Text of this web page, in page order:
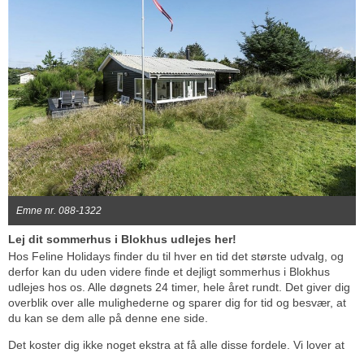
Emne nr. 088-1322
Lej dit sommerhus i Blokhus udlejes her!
Hos Feline Holidays finder du til hver en tid det største udvalg, og
derfor kan du uden videre finde et dejligt sommerhus i Blokhus
udlejes hos os. Alle døgnets 24 timer, hele året rundt. Det giver dig
overblik over alle mulighederne og sparer dig for tid og besvær, at
du kan se dem alle på denne ene side.
Det koster dig ikke noget ekstra at få alle disse fordele. Vi lover at